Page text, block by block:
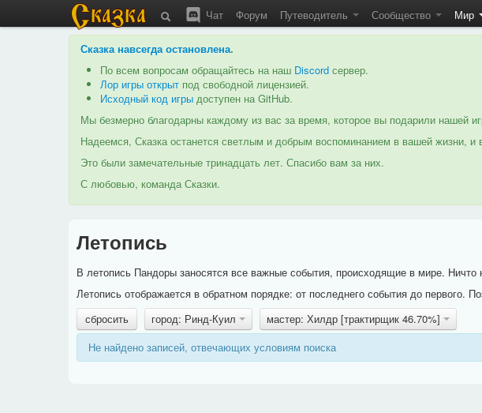
Чат Форум Путеводитель Сообщество Мир
Сказка навсегда остановлена.
По всем вопросам обращайтесь на наш Discord сервер.
Лор игры открыт под свободной лицензией.
Исходный код игры доступен на GitHub.
Мы безмерно благодарны каждому из вас за время, которое вы подарили нашей
Надеемся, Сказка останется светлым и добрым воспоминанием в вашей жизни,
Это были замечательные тринадцать лет. Спасибо вам за них.
С любовью, команда Сказки.
Летопись
В летопись Пандоры заносятся все важные события, происходящие в мире. Ничто
Летопись отображается в обратном порядке: от последнего события до первого.
сбросить
город: Ринд-Куил
мастер: Хилдр [трактирщик 46.70%]
Не найдено записей, отвечающих условиям поиска